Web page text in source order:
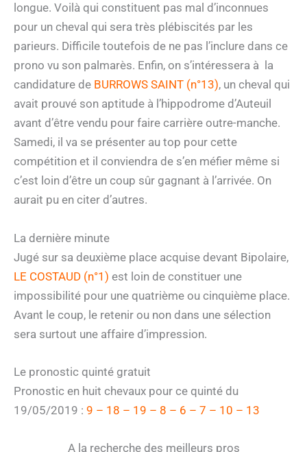
longue. Voilà qui constituent pas mal d’inconnues
pour un cheval qui sera très plébiscités par les
parieurs. Difficile toutefois de ne pas l’inclure dans ce
prono vu son palmarès. Enfin, on s’intéressera à la
candidature de BURROWS SAINT (n°13), un cheval qui
avait prouvé son aptitude à l’hippodrome d’Auteuil
avant d’être vendu pour faire carrière outre-manche.
Samedi, il va se présenter au top pour cette
compétition et il conviendra de s’en méfier même si
c’est loin d’être un coup sûr gagnant à l’arrivée. On
aurait pu en citer d’autres.
La dernière minute
Jugé sur sa deuxième place acquise devant Bipolaire,
LE COSTAUD (n°1) est loin de constituer une
impossibilité pour une quatrième ou cinquième place.
Avant le coup, le retenir ou non dans une sélection
sera surtout une affaire d’impression.
Le pronostic quinté gratuit
Pronostic en huit chevaux pour ce quinté du
19/05/2019 : 9 – 18 – 19 – 8 – 6 – 7 – 10 – 13
A la recherche des meilleurs pros